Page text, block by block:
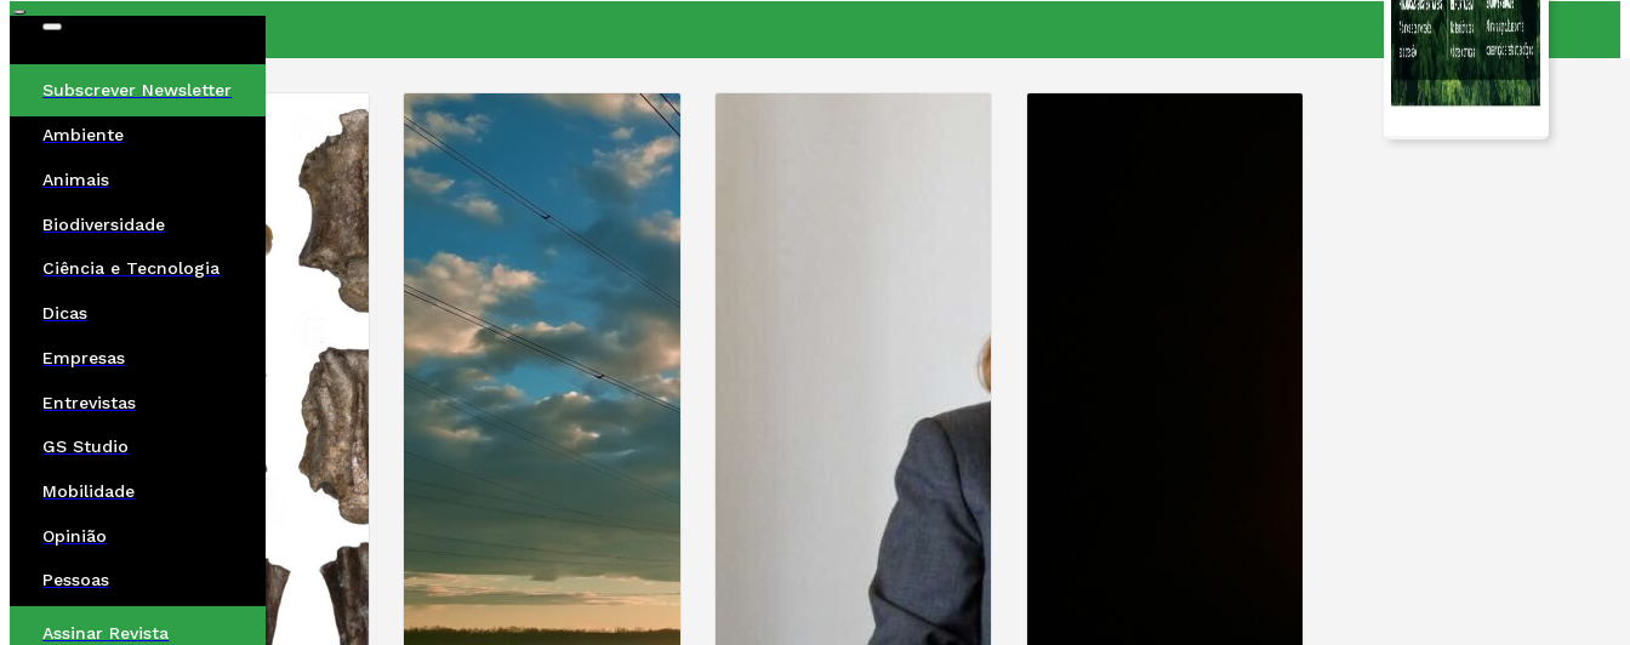
Subscrever Newsletter
Ambiente
Animais
Biodiversidade
Ciência e Tecnologia
Dicas
Empresas
Entrevistas
GS Studio
Mobilidade
Opinião
Pessoas
Assinar Revista